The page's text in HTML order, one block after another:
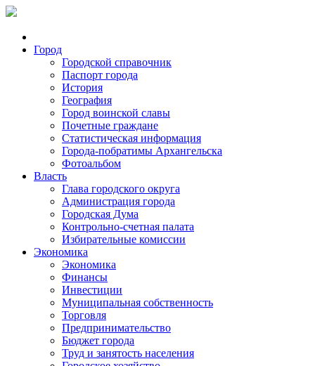
Город
Городской справочник
Паспорт города
История
География
Город воинской славы
Почетные граждане
Статистическая информация
Города-побратимы Архангельска
Фотоальбом
Власть
Глава городского округа
Администрация города
Городская Дума
Контрольно-счетная палата
Избирательные комиссии
Экономика
Экономика
Финансы
Инвестиции
Муниципальная собственность
Торговля
Предпринимательство
Бюджет города
Труд и занятость населения